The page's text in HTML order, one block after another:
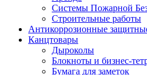
Системы Пожарной
Строительные работы
Антикоррозионные
Канцтовары
Дыроколы
Блокноты и бизнес-
Бумага для заметок